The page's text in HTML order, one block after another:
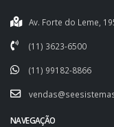
Av. Forte do Leme,
(11) 3623-6500
(11) 99182-8866
NAVEGAÇÃO